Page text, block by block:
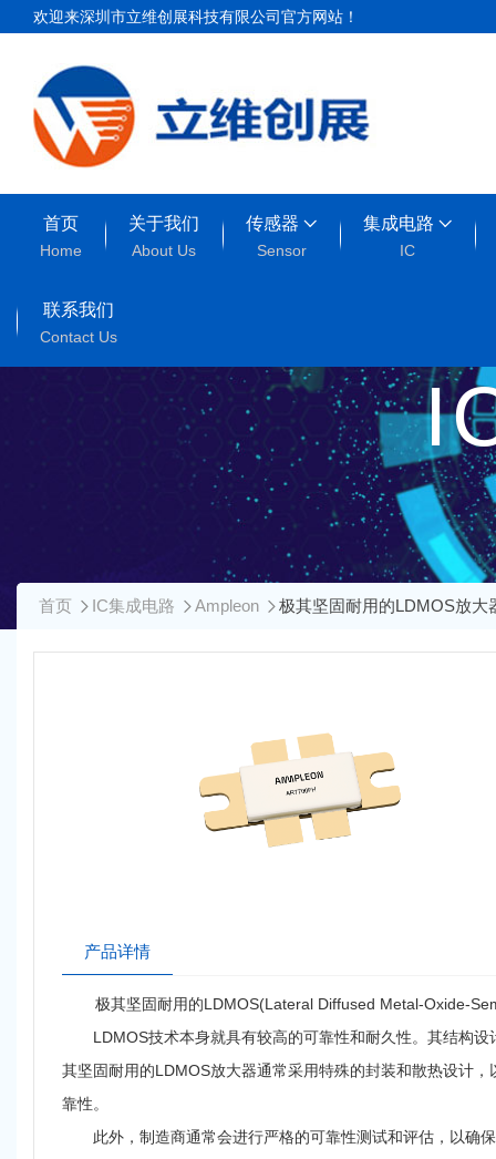
欢迎来深圳市立维创展科技有限公司官方网站！
首页
Home
关于我们
About Us
传感器
Sensor
集成电路
IC
联系我们
Contact Us
首页 IC集成电路 Ampleon 极其坚固耐用的LDMOS放大
产品详情
极其坚固耐用的LDMOS(Lateral Diffused Metal-Oxide-
LDMOS技术本身就具有较高的可靠性和耐久性。其结构设
其坚固耐用的LDMOS放大器通常采用特殊的封装和散热设计
靠性。
此外，制造商通常会进行严格的可靠性测试和评估，以确保